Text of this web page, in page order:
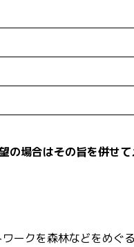
場合はその旨を併せて
ークを森林などをめぐ